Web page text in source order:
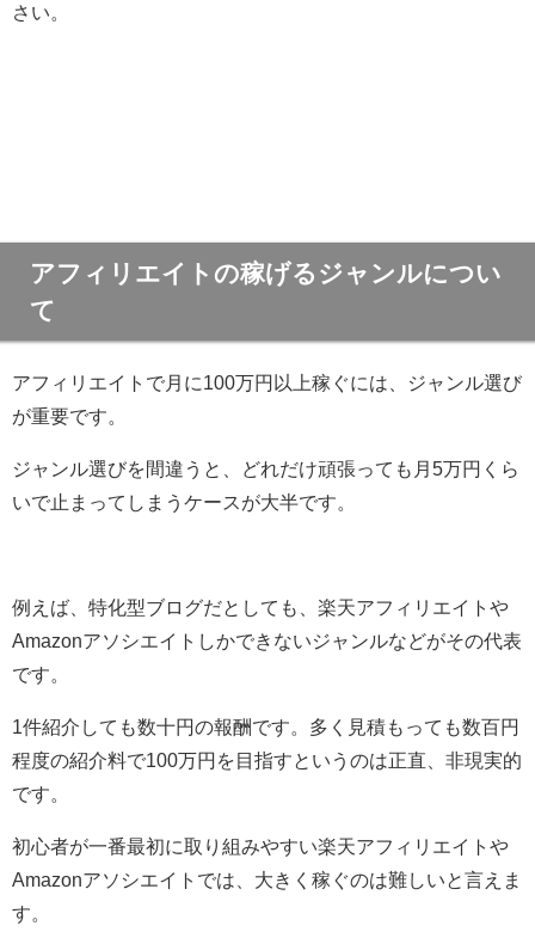
さい。
アフィリエイトの稼げるジャンルについ
て
アフィリエイトで月に100万円以上稼ぐには、ジャンル選び
が重要です。
ジャンル選びを間違うと、どれだけ頑張っても月5万円くら
いで止まってしまうケースが大半です。
例えば、特化型ブログだとしても、楽天アフィリエイトや
Amazonアソシエイトしかできないジャンルなどがその代表
です。
1件紹介しても数十円の報酬です。多く見積もっても数百円
程度の紹介料で100万円を目指すというのは正直、非現実的
です。
初心者が一番最初に取り組みやすい楽天アフィリエイトや
Amazonアソシエイトでは、大きく稼ぐのは難しいと言えま
す。